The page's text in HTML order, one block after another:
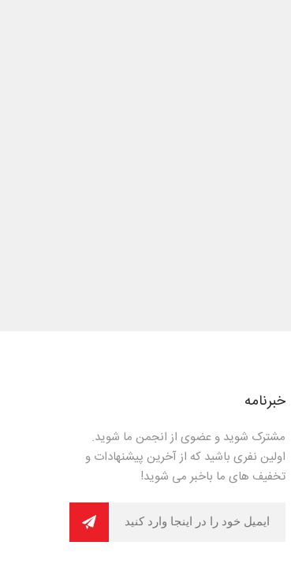
خبرنامه
مشترک شوید و عضوی از انجمن ما شوید.
اولین نفری باشید که از آخرین پیشنهادات و
تخفیف های ما باخبر می شوید!